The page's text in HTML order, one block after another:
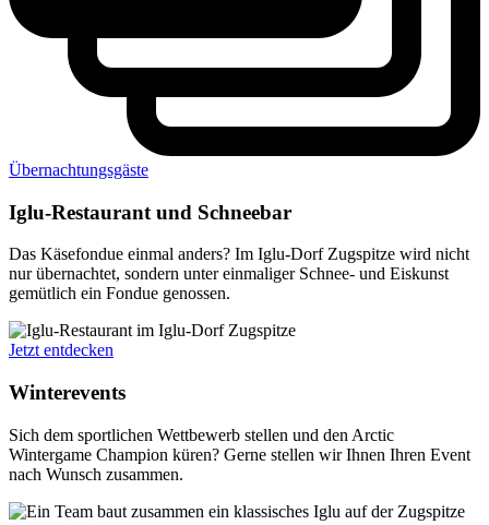
Übernachtungsgäste
Iglu-Restaurant und Schneebar
Das Käsefondue einmal anders? Im Iglu-Dorf Zugspitze wird nicht
nur übernachtet, sondern unter einmaliger Schnee- und Eiskunst
gemütlich ein Fondue genossen.
Jetzt entdecken
Winterevents
Sich dem sportlichen Wettbewerb stellen und den Arctic
Wintergame Champion küren? Gerne stellen wir Ihnen Ihren Event
nach Wunsch zusammen.